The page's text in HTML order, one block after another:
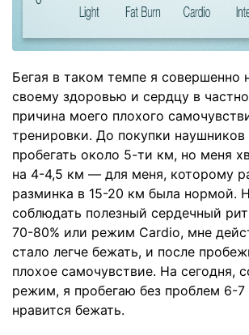
Бегая в таком темпе я совершенно
своему здоровью и сердцу в
причина моего плохого
тренировки. До покупки наушников
пробегать около 5-ти км, но меня
на 4-4,5 км — для меня, которому
разминка в 15-20 км была нормой.
соблюдать полезный сердечный
70-80% или режим Cardio, мне
стало легче бежать, и после
плохое самочувствие. На сегодня,
режим, я пробегаю без проблем 6-
нравится бежать.